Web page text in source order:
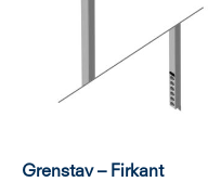
Grenstav – Firkant